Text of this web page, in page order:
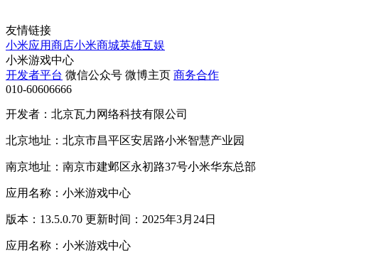
友情链接
小米应用商店小米商城英雄互娱
小米游戏中心
开发者平台 微信公众号 微博主页 商务合作
010-60606666
开发者：北京瓦力网络科技有限公司
北京地址：北京市昌平区安居路小米智慧产业园
南京地址：南京市建邺区永初路37号小米华东总部
应用名称：小米游戏中心
版本：13.5.0.70 更新时间：2025年3月24日
应用名称：小米游戏中心